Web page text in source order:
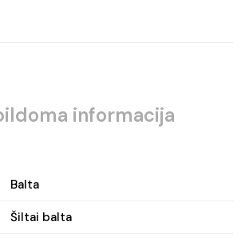
informacija
Balta
Šiltai balta